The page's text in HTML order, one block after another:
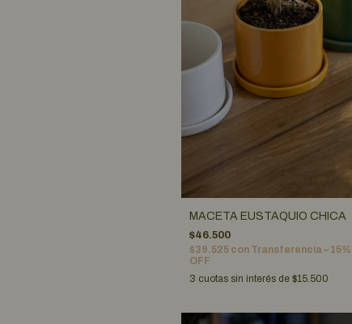
MACETA EUSTAQUIO CHICA
$46.500
$39.525 con Transferencia – 15%
OFF
3 cuotas sin interés de $15.500